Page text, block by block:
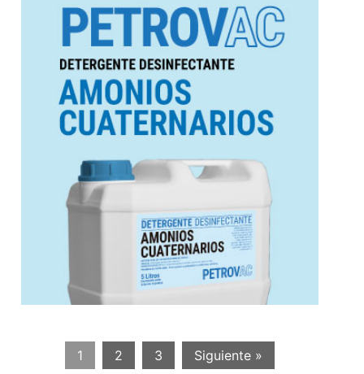
Petrovac | Detergente
desinfectante con amonios
cuaternarios
Detergente desinfectante con amonios
cuaternarios, seguro y eficiente. Aprobado por
ANMAT. Biodegradable.
1 2 3 Siguiente »